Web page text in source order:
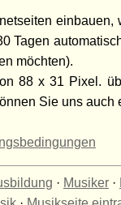
Tagen
möchten).
88 x 31 Pixel.
Sie uns auch
· Musiker ·